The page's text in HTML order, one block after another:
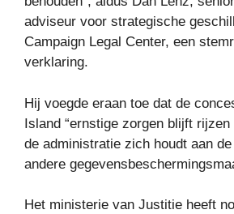
adviseur voor strategische
Campaign Legal Center, een
verklaring.
Hij voegde eraan toe dat de
Island “ernstige zorgen blijft
de administratie zich houdt aan
andere
Het ministerie van Justitie heeft